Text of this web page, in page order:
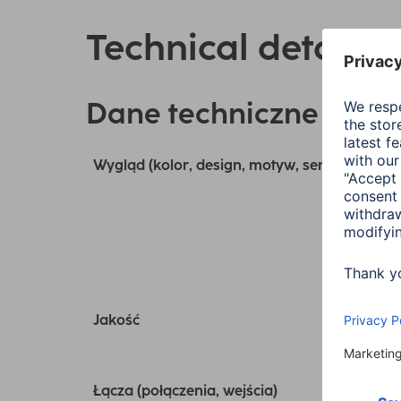
Technical details
Dane techniczne
Wygląd (kolor, design, motyw, seria)
Jakość
Łącza (połączenia, wejścia)